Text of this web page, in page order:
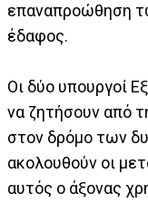
επαναπροώθηση
έδαφος.
Οι δύο υπουργοί
να ζητήσουν από
στον δρόμο των
ακολουθούν οι
αυτός ο άξονας